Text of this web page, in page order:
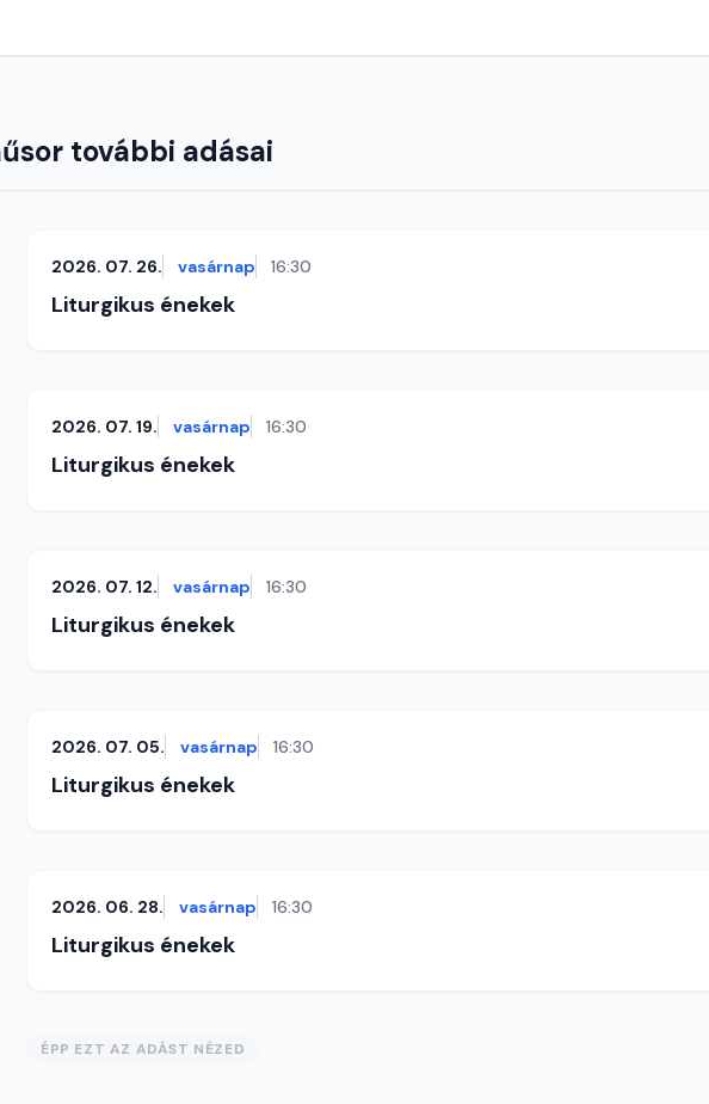
további adásai
2026. 07. 26. vasárnap 16:30
Liturgikus énekek
2026. 07. 19. vasárnap 16:30
Liturgikus énekek
2026. 07. 12. vasárnap 16:30
Liturgikus énekek
2026. 07. 05. vasárnap 16:30
Liturgikus énekek
2026. 06. 28. vasárnap 16:30
Liturgikus énekek
ÉPP EZT AZ ADÁST NÉZED